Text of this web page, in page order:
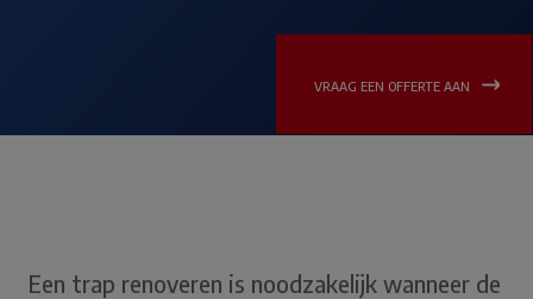
VRAAG EEN OFFERTE AAN
Een trap renoveren is noodzakelijk wanneer de